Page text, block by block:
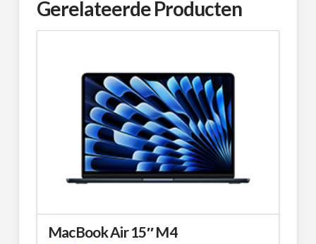
Gerelateerde Producten
MacBook Air 15″ M4